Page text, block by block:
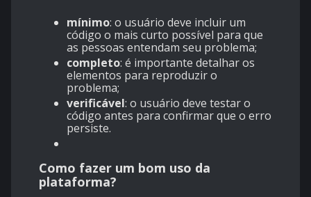
mínimo: o usuário deve incluir um
código o mais curto possível para que
as pessoas entendam seu problema;
completo: é importante detalhar os
elementos para reproduzir o
problema;
verificável: o usuário deve testar o
código antes para confirmar que o erro
persiste.
Como fazer um bom uso da
plataforma?